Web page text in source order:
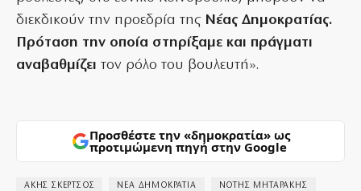
διεκδικούν την προεδρία τηςΝέας Δημοκρατίας.
Πρόταση την οποία στηρίξαμε και πράγματι
αναβαθμίζει τον ρόλο του βουλευτή».
Προσθέστε την «δημοκρατία» ως
προτιμώμενη πηγή στην Google
ΑΚΗΣ ΣΚΕΡΤΣΟΣ ΝΕΑ ΔΗΜΟΚΡΑΤΙΑ ΝΟΤΗΣ ΜΗΤΑΡΑΚΗΣ